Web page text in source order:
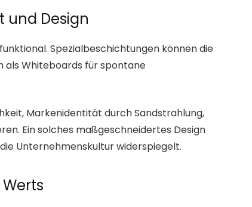
und Design
Spezialbeschichtungen können die
als Whiteboards für spontane
Markenidentität durch Sandstrahlung,
Ein solches maßgeschneidertes Design
Unternehmenskultur widerspiegelt.